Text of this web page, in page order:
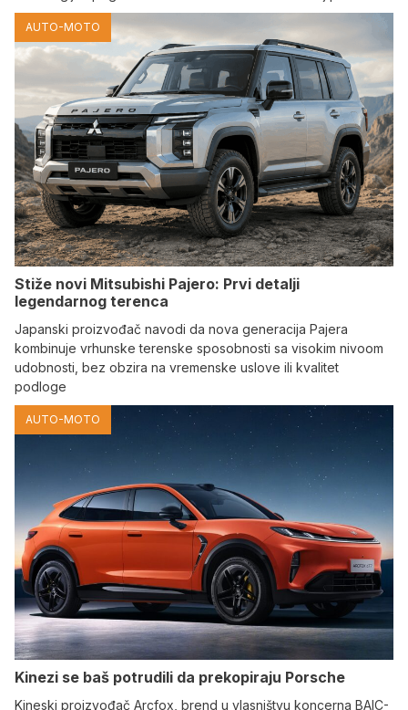
AUTO-MOTO
Stiže novi Mitsubishi Pajero: Prvi detalji
legendarnog terenca
Japanski proizvođač navodi da nova generacija Pajera
kombinuje vrhunske terenske sposobnosti sa visokim nivoom
udobnosti, bez obzira na vremenske uslove ili kvalitet
podloge
AUTO-MOTO
Kinezi se baš potrudili da prekopiraju Porsche
Kineski proizvođač Arcfox, brend u vlasništvu koncerna BAIC-